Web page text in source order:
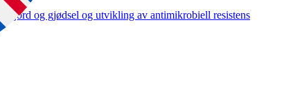
i jord og gjødsel og utvikling av antimikrobiell resistens